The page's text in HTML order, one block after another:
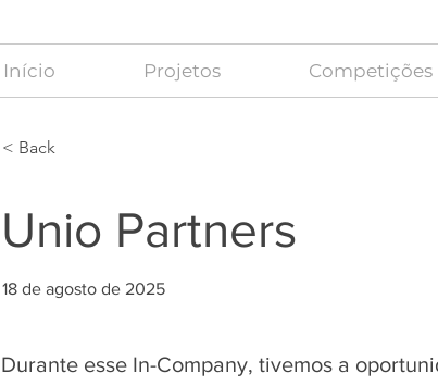
Início Projetos Competições
< Back
Unio Partners
18 de agosto de 2025
Durante esse In-Company, tivemos a